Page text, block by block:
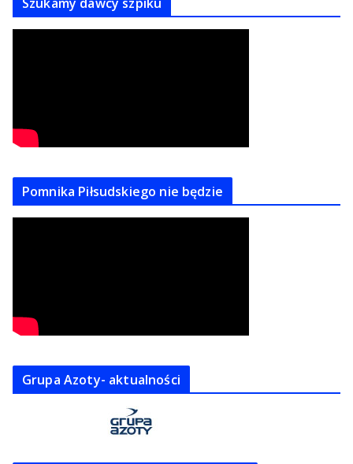
Szukamy dawcy szpiku
Pomnika Piłsudskiego nie będzie
Grupa Azoty- aktualności